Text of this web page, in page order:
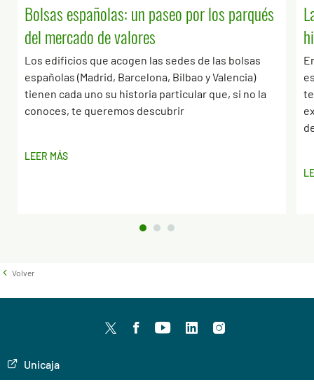
Bolsas españolas: un paseo por los parqués
del mercado de valores
Los edificios que acogen las sedes de las bolsas
españolas (Madrid, Barcelona, Bilbao y Valencia)
tienen cada uno su historia particular que, si no la
conoces, te queremos descubrir
LEER MÁS
Volver
TwitterfacebookyoutubeLinkedInInstagram
Unicaja